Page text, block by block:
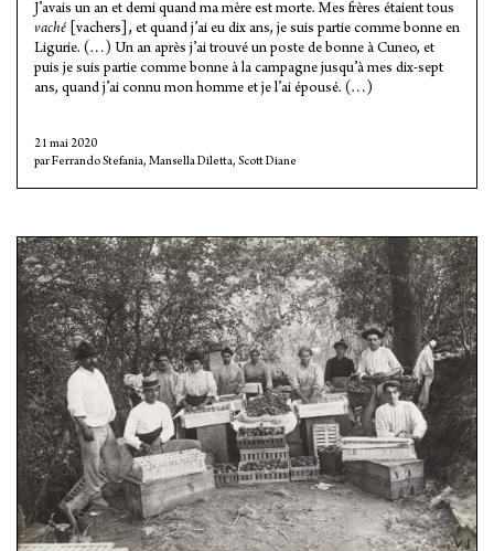
J’avais un an et demi quand ma mère est morte. Mes frères étaient tous
vaché [vachers] , et quand j’ai eu dix ans, je suis partie comme bonne en
Ligurie. (…) Un an après j’ai trouvé un poste de bonne à Cuneo, et
puis je suis partie comme bonne à la campagne jusqu’à mes dix-sept
ans, quand j’ai connu mon homme et je l’ai épousé. (…)
21 mai 2020
Ferrando Stefania, Mansella Diletta, Scott Diane